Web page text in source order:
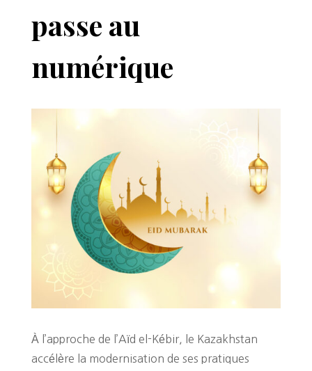
passe au
numérique
À l’approche de l’Aïd el-Kébir, le Kazakhstan
accélère la modernisation de ses pratiques